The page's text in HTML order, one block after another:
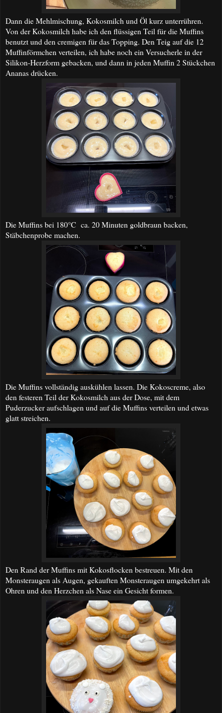
Dann die Mehlmischung, Kokosmilch und Öl kurz unterrühren.
Von der Kokosmilch habe ich den flüssigen Teil für die Muffins
benutzt und den cremigen für das Topping. Den Teig auf die 12
Muffinförmchen verteilen, ich habe noch ein Versucherle in der
Silikon-Herzform gebacken, und dann in jeden Muffin 2 Stückchen
Ananas drücken.
Die Muffins bei 180°C ca. 20 Minuten goldbraun backen,
Stäbchenprobe machen.
Die Muffins vollständig auskühlen lassen. Die Kokoscreme, also
den festeren Teil der Kokosmilch aus der Dose, mit dem
Puderzucker aufschlagen und auf die Muffins verteilen und etwas
glatt streichen.
Den Rand der Muffins mit Kokosflocken bestreuen. Mit den
Monsteraugen als Augen, gekauften Monsteraugen umgekehrt als
Ohren und den Herzchen als Nase ein Gesicht formen.